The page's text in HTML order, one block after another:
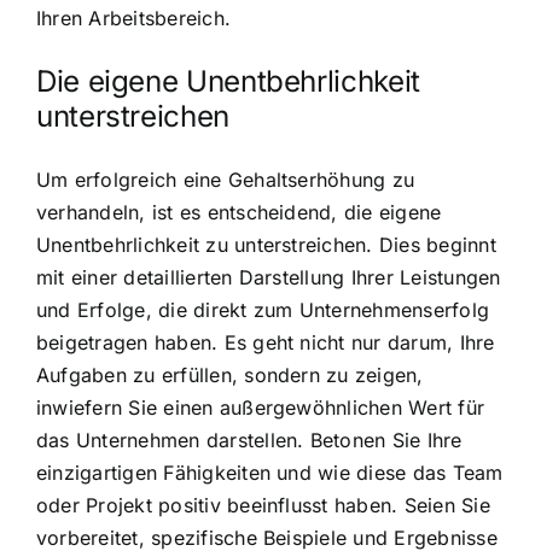
Ihren Arbeitsbereich.
Die eigene Unentbehrlichkeit
unterstreichen
Um erfolgreich eine Gehaltserhöhung zu
verhandeln, ist es entscheidend, die eigene
Unentbehrlichkeit zu unterstreichen. Dies beginnt
mit einer detaillierten Darstellung Ihrer Leistungen
und Erfolge, die direkt zum Unternehmenserfolg
beigetragen haben. Es geht nicht nur darum, Ihre
Aufgaben zu erfüllen, sondern zu zeigen,
inwiefern Sie einen außergewöhnlichen Wert für
das Unternehmen darstellen. Betonen Sie Ihre
einzigartigen Fähigkeiten und wie diese das Team
oder Projekt positiv beeinflusst haben. Seien Sie
vorbereitet, spezifische Beispiele und Ergebnisse